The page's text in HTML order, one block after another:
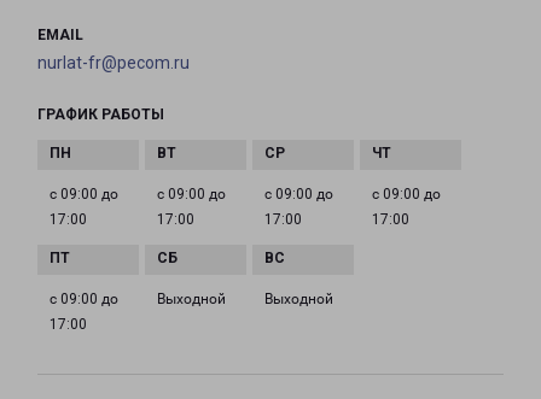
EMAIL
nurlat-fr@pecom.ru
ГРАФИК РАБОТЫ
с 09:00 до
17:00
с 09:00 до
17:00
с 09:00 до
17:00
с 09:00 до
17:00
с 09:00 до
17:00
Выходной Выходной